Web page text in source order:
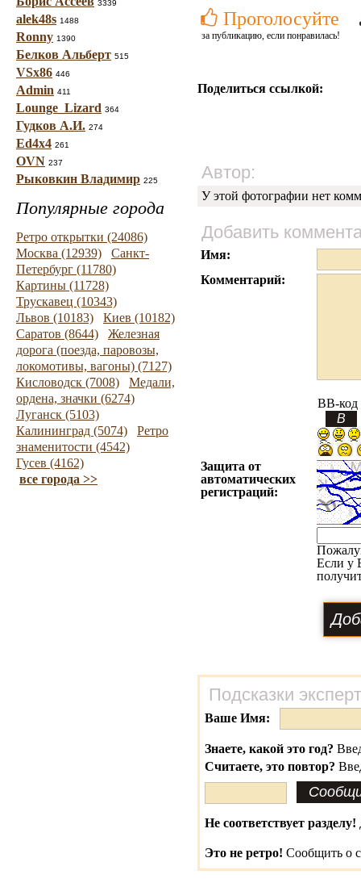
3339
alek48s 1488
Ronny 1390
Белков Альберт 515
VSx86 446
Admin 411
Lounge_Lizard 364
Гудков А.И. 274
Ed4x4 261
OVN 237
Рыковкин Владимир 225
Популярные города
Ретро открытки (24086)
Москва (12939)
Санкт-
Петербург (11780)
Картины (11728)
Трускавец (10343)
Львов (10183)
Киев (10182)
Саратов (8644)
Железная
дорога (поезда, паровозы,
локомотивы, вагоны) (7127)
Кисловодск (7008)
Медали,
ордена, значки (6274)
Луганск (5103)
Калининград (5074)
Ретро
знаменитости (4542)
Гусев (4162)
все города >>
Проголосуйте
за публикацию, если понравилась!
Поделиться ссылкой:
Автор:
У этой фотографии нет
Добавить
Имя:
Комментарий:
BB-код
Защита от
автоматических
регистраций:
Если у
Подсказки
Ваше Имя:
Знаете, какой это год?
Считаете, это повтор?
Не соответствует разделу!
Это не ретро! Сообщить о